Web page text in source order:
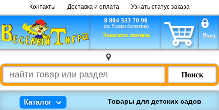
Контакты Доставка и оплата Узнать статус заказа
8 804 333 70 96
(по России бесплатно)
Заказать звонок Вход
Поиск
Каталог Товары для детских садов